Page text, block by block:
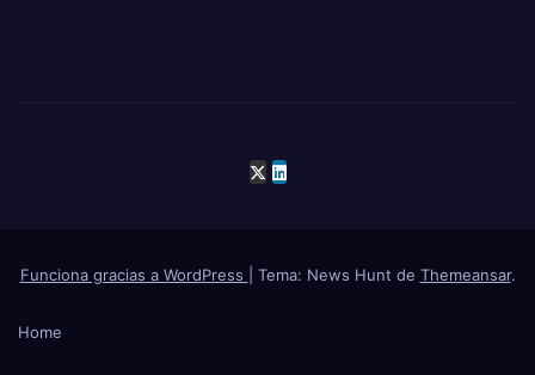
Funciona gracias a WordPress Tema: News Hunt de Themeansar.
Home